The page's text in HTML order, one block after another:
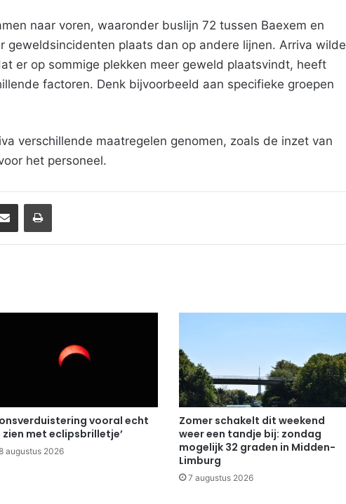
naar voren, waaronder buslijn 72 tussen Baexem en
geweldsincidenten plaats dan op andere lijnen. Arriva wilde
er op sommige plekken meer geweld plaatsvindt, heeft
factoren. Denk bijvoorbeeld aan specifieke groepen
verschillende maatregelen genomen, zoals de inzet van
het personeel.
Deel via Email Print
vooral echt
zien met eclipsbrilletje’
augustus 2026
Zomer schakelt dit weekend
weer een tandje bij: zondag
mogelijk 32 graden in Midden-
Limburg
7 augustus 2026